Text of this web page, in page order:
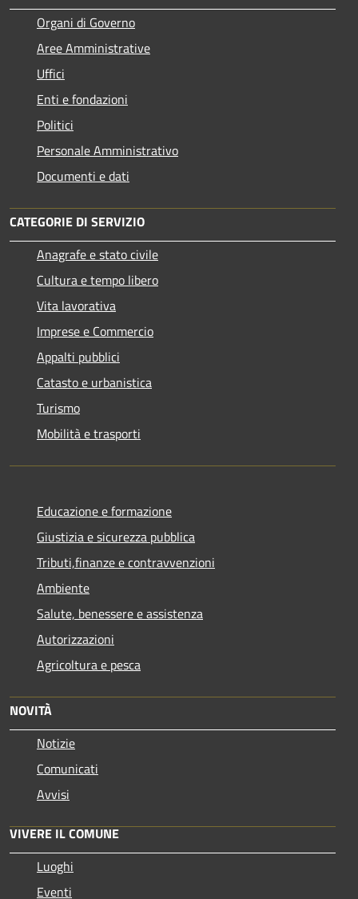
Organi di Governo
Aree Amministrative
Uffici
Enti e fondazioni
Politici
Personale Amministrativo
Documenti e dati
CATEGORIE DI SERVIZIO
Anagrafe e stato civile
Cultura e tempo libero
Vita lavorativa
Imprese e Commercio
Appalti pubblici
Catasto e urbanistica
Turismo
Mobilità e trasporti
Educazione e formazione
Giustizia e sicurezza pubblica
Tributi,finanze e contravvenzioni
Ambiente
Salute, benessere e assistenza
Autorizzazioni
Agricoltura e pesca
NOVITÀ
Notizie
Comunicati
Avvisi
VIVERE IL COMUNE
Luoghi
Eventi